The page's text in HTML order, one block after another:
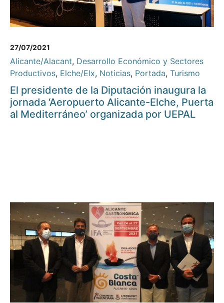
27/07/2021
Alicante/Alacant, Desarrollo Económico y Sectores
Productivos, Elche/Elx, Noticias, Portada, Turismo
El presidente de la Diputación inaugura la
jornada ‘Aeropuerto Alicante-Elche, Puerta
al Mediterráneo’ organizada por UEPAL